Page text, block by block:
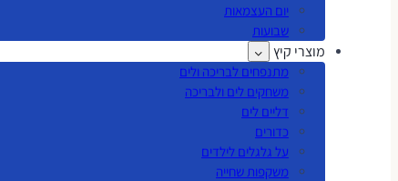
יום העצמאות
שבועות
מוצרי קיץ
מתנפחים לבריכה ולים
משחקים לים ולבריכה
דליים לים
כדורים
על גלגלים לילדים
משקפות שחייה